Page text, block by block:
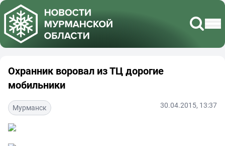
Охранник воровал из ТЦ дорогие
мобильники
Мурманск 30.04.2015, 13:37